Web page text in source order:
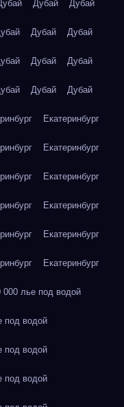
Дубай Дубай
Дубай Дубай
Дубай Дубай
Дубай Дубай
Екатеринбург
Екатеринбург
Екатеринбург
Екатеринбург
Екатеринбург
Екатеринбург
лье под водой
водой
водой
водой